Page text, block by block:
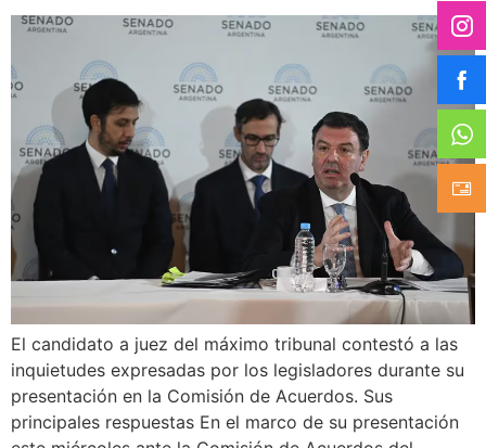
El candidato a juez del máximo tribunal contestó a las
inquietudes expresadas por los legisladores durante su
presentación en la Comisión de Acuerdos. Sus
principales respuestas En el marco de su presentación